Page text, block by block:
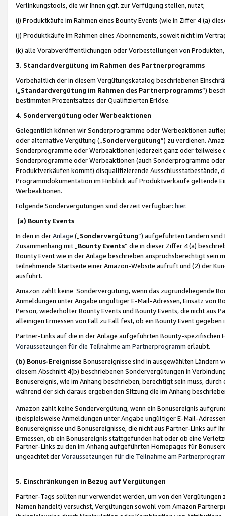
Verlinkungstools, die wir Ihnen ggf. zur Verfügung stellen, nutzt;
(i) Produktkäufe im Rahmen eines Bounty Events (wie in Ziffer 4 (a)
(j) Produktkäufe im Rahmen eines Abonnements, soweit nicht im
(k) alle Vorabveröffentlichungen oder Vorbestellungen von
3. Standardvergütung im Rahmen des Partnerprogramms
Vorbehaltlich der in diesem Vergütungskatalog beschriebenen
(„ Standardvergütung im Rahmen des Partnerprogramms“)
bestimmten Prozentsatzes der Qualifizierten Erlöse.
4. Sondervergütung oder Werbeaktionen
Gelegentlich können wir Sonderprogramme oder Werbeaktionen
oder alternative Vergütung („ Sondervergütung”) zu verdienen.
Sonderprogramme oder Werbeaktionen jederzeit ganz oder
Sonderprogramme oder Werbeaktionen (auch Sonderprogramme
Produktverkäufen kommt) disqualifizierende Ausschlusstatbestände,
Programmdokumentation im Hinblick auf Produktverkäufe geltende
Werbeaktionen.
Folgende Sondervergütungen sind derzeit verfügbar: hier.
(a) Bounty Events
In den in derAnlage („ Sondervergütung“) aufgeführten Ländern
Zusammenhang mit „ Bounty Events“ die in dieser Ziffer 4 (a)
Bounty Event wie in der Anlage beschrieben anspruchsberechtigt sein
teilnehmende Startseite einer Amazon-Website aufruft und (2) der
ausführt.
Amazon zahlt keine Sondervergütung, wenn das zugrundeliegende
Anmeldungen unter Angabe ungültiger E-Mail-Adressen, Einsatz von
Person, wiederholter Bounty Events und Bounty Events, die nicht
alleinigen Ermessen von Fall zu Fall fest, ob ein Bounty Event
Partner-Links auf die in der Anlage aufgeführten Bounty-spezifischen
Voraussetzungen für die Teilnahme am Partnerprogramm erlaubt.
(b) Bonus-Ereignisse Bonusereignisse sind in ausgewählten Ländern
diesem Abschnitt 4(b) beschriebenen Sondervergütungen in
Bonusereignis, wie im Anhang beschrieben, berechtigt sein muss,
während der sich daraus ergebenden Sitzung die im Anhang
Amazon zahlt keine Sondervergütung, wenn ein Bonusereignis
(beispielsweise Anmeldungen unter Angabe ungültiger E-Mail-
Bonusereignisse und Bonusereignisse, die nicht aus Partner-Links auf
Ermessen, ob ein Bonusereignis stattgefunden hat oder ob eine
Partner-Links zu den im Anhang aufgeführten Homepages für
ungeachtet derVoraussetzungen für die Teilnahme am
5. Einschränkungen in Bezug auf Vergütungen
Partner-Tags sollten nur verwendet werden, um von den
Namen handelt) versuchst, Vergütungen sowohl vom Amazon